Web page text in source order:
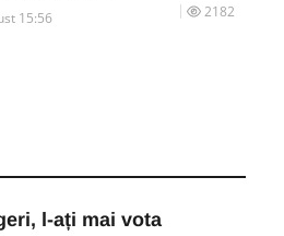
15:56 2182
l-ați mai vota